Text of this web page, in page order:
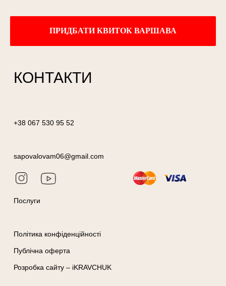
ПРИДБАТИ КВИТОК ВАРШАВА
КОНТАКТИ
Послуги
+38 067 530 95 52
Політика конфіденційності
Публічна оферта
sapovalovam06@gmail.com
Розробка сайту – iKRAVCHUK